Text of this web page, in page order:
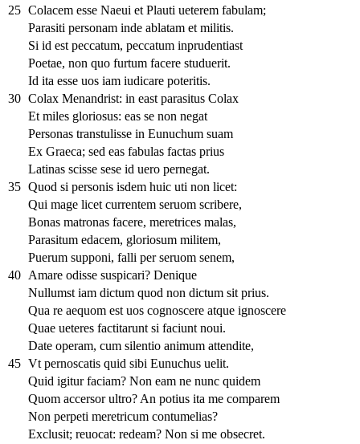
25 Colacem esse Naeui et Plauti ueterem fabulam;
Parasiti personam inde ablatam et militis.
Si id est peccatum, peccatum inprudentiast
Poetae, non quo furtum facere studuerit.
Id ita esse uos iam iudicare poteritis.
30 Colax Menandrist: in east parasitus Colax
Et miles gloriosus: eas se non negat
Personas transtulisse in Eunuchum suam
Ex Graeca; sed eas fabulas factas prius
Latinas scisse sese id uero pernegat.
35 Quod si personis isdem huic uti non licet:
Qui mage licet currentem seruom scribere,
Bonas matronas facere, meretrices malas,
Parasitum edacem, gloriosum militem,
Puerum supponi, falli per seruom senem,
40
Amare odisse suspicari? Denique
Nullumst iam dictum quod non dictum sit prius.
Qua re aequom est uos cognoscere atque ignoscere
Quae ueteres factitarunt si faciunt noui.
Date operam, cum silentio animum attendite,
45 Vt pernoscatis quid sibi Eunuchus uelit.
Quid igitur faciam? Non eam ne nunc quidem
Quom accersor ultro? An potius ita me comparem
Non perpeti meretricum contumelias?
Exclusit; reuocat: redeam? Non si me obsecret.